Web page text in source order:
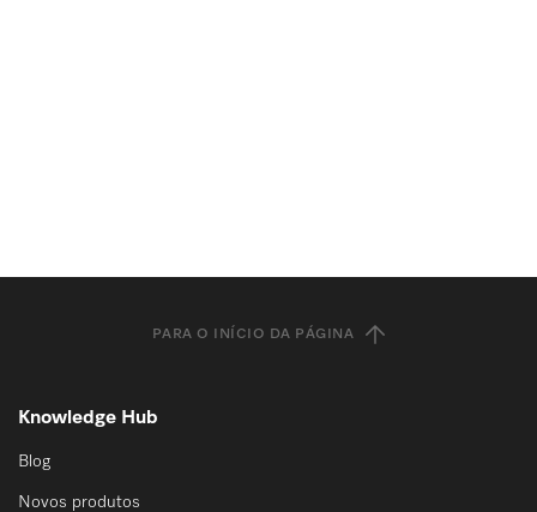
PARA O INÍCIO DA PÁGINA
Knowledge Hub
Blog
Novos produtos